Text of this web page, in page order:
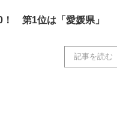
！ 第1位は「愛媛県」
記事を読む